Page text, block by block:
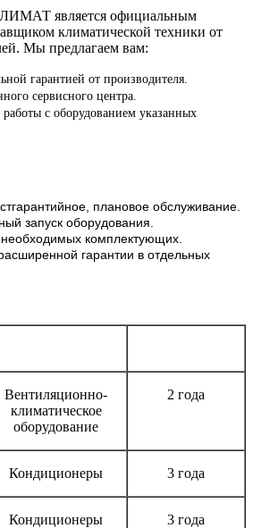
является официальным
климатической техники от
Мы предлагаем вам:
гарантией от производителя.
сервисного центра.
с оборудованием указанных
плановое обслуживание.
запуск оборудования.
комплектующих.
гарантии в отдельных
Вентиляционно-
климатическое
оборудование
2 года
Кондиционеры 3 года
Кондиционеры 3 года